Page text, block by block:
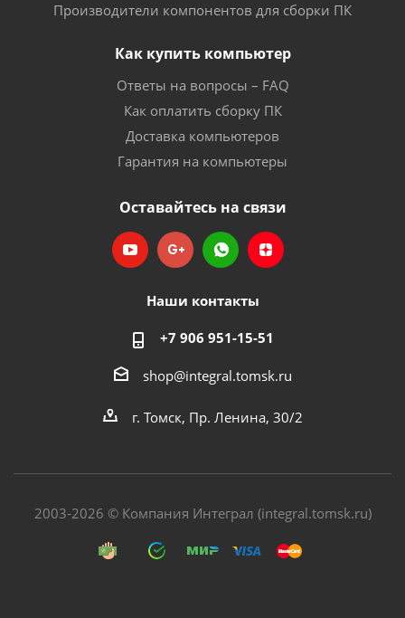
Производители компонентов для сборки ПК
Как купить компьютер
Ответы на вопросы – FAQ
Как оплатить сборку ПК
Доставка компьютеров
Гарантия на компьютеры
Оставайтесь на связи
Наши контакты
+7 906 951-15-51
shop@integral.tomsk.ru
г. Томск, Пр. Ленина, 30/2
2003-2026 © Компания Интеграл (integral.tomsk.ru)